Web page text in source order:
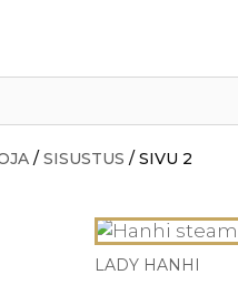
/ SISUSTUS / SIVU 2
LADY HANHI